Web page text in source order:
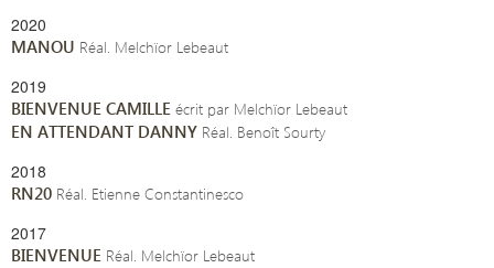
2020
MANOU Réal. Melchïor Lebeaut
2019
BIENVENUE CAMILLE écrit par Melchïor Lebeaut
EN ATTENDANT DANNY Réal. Benoît Sourty
2018
RN20 Réal. Etienne Constantinesco
2017
BIENVENUE Réal. Melchïor Lebeaut